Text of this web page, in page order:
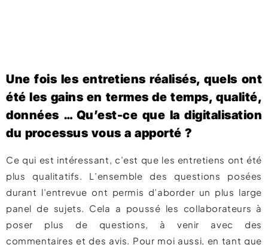
Une fois les entretiens réalisés, quels ont
été les gains en termes de temps, qualité,
données … Qu’est-ce que la digitalisation
du processus vous a apporté ?
Ce qui est intéressant, c’est que les entretiens ont été
plus qualitatifs. L’ensemble des questions posées
durant l’entrevue ont permis d’aborder un plus large
panel de sujets. Cela a poussé les collaborateurs à
poser plus de questions, à venir avec des
commentaires et des avis. Pour moi aussi, en tant que